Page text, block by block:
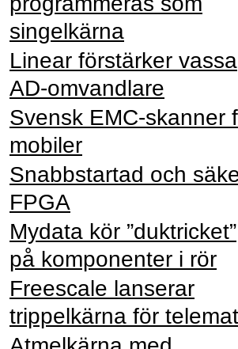
singelkärna
Linear förstärker vassa
AD-omvandlare
Svensk EMC-skanner
mobiler
Snabbstartad och
FPGA
Mydata kör ”duktricket”
på komponenter i rör
Freescale lanserar
trippelkärna för